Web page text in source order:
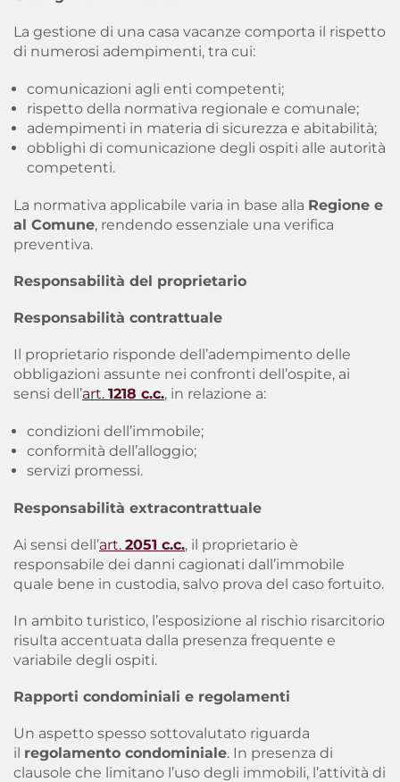
La gestione di una casa vacanze comporta il rispetto
di numerosi adempimenti, tra cui:
comunicazioni agli enti competenti;
rispetto della normativa regionale e comunale;
adempimenti in materia di sicurezza e abitabilità;
obblighi di comunicazione degli ospiti alle autorità
competenti.
La normativa applicabile varia in base alla Regione e
al Comune, rendendo essenziale una verifica
preventiva.
Responsabilità del proprietario
Responsabilità contrattuale
Il proprietario risponde dell’adempimento delle
obbligazioni assunte nei confronti dell’ospite, ai
sensi dell’art. 1218 c.c., in relazione a:
condizioni dell’immobile;
conformità dell’alloggio;
servizi promessi.
Responsabilità extracontrattuale
Ai sensi dell’art. 2051 c.c., il proprietario è
responsabile dei danni cagionati dall’immobile
quale bene in custodia, salvo prova del caso fortuito.
In ambito turistico, l’esposizione al rischio risarcitorio
risulta accentuata dalla presenza frequente e
variabile degli ospiti.
Rapporti condominiali e regolamenti
Un aspetto spesso sottovalutato riguarda
il regolamento condominiale. In presenza di
clausole che limitano l’uso degli immobili, l’attività di